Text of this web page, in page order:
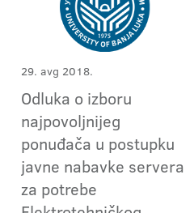
29. avg 2018.
Odluka o izboru
najpovoljnijeg
ponuđača u postupku
javne nabavke servera
za potrebe